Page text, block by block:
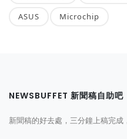
ASUS Microchip
NEWSBUFFET 新聞稿自助吧
新聞稿的好去處，三分鐘上稿完成